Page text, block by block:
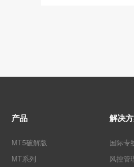
产品
MT5破解版
MT系列
解决
国际专
风控管